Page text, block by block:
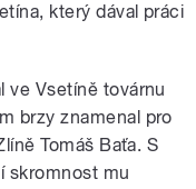
který dával práci
ve Vsetíně továrnu
brzy znamenal pro
Tomáš Baťa. S
skromnost mu